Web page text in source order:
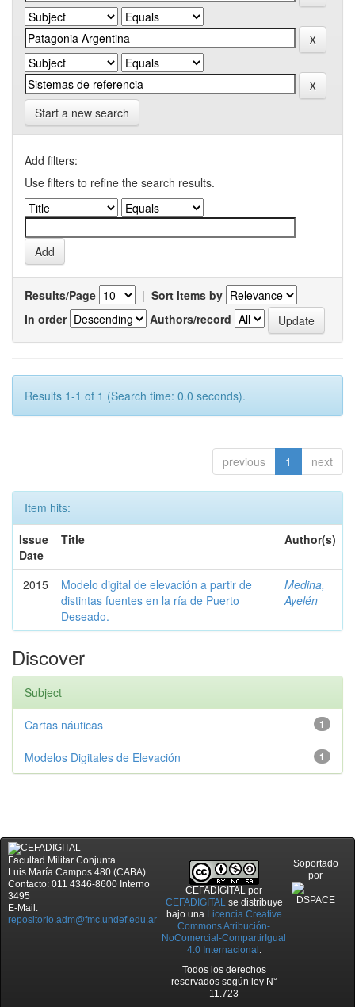
Start a new search
Add filters:
Use filters to refine the search results.
Results/Page | Sort items by
In order
Authors/record
Results 1-1 of 1 (Search time: 0.0 seconds).
previous 1 next
Item hits:
Issue
Date
Title Author(s)
2015
Modelo digital de elevación a partir de
distintas fuentes en la ría de Puerto
Deseado.
Medina,
Ayelén
Discover
Subject
1
Cartas náuticas
1
Modelos Digitales de Elevación
Facultad Militar Conjunta
Luis María Campos 480 (CABA)
Contacto: 011 4346-8600 Interno
3495
E-Mail:
repositorio.adm@fmc.undef.edu.ar
CEFADIGITAL por
CEFADIGITALse distribuye
bajo una Licencia Creative
Commons Atribución-
NoComercial-CompartirIgual
4.0 Internacional .
Todos los derechos
reservados según ley N°
11.723
Soportado
por